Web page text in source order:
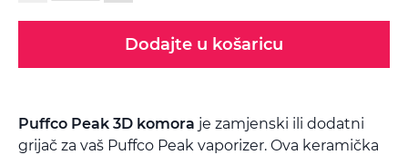
Dodajte u košaricu
Puffco Peak 3D komora je zamjenski ili dodatni
grijač za vaš Puffco Peak vaporizer. Ova keramička